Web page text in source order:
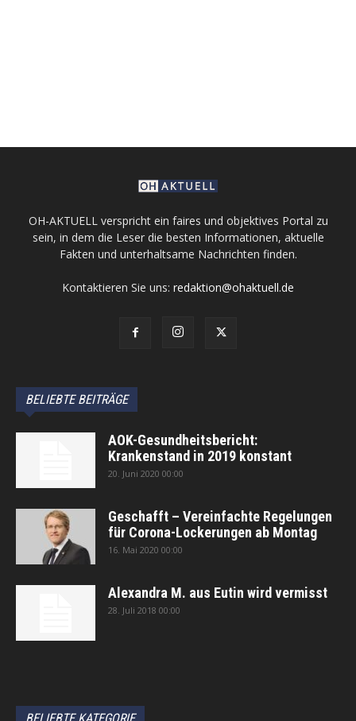
OH-AKTUELL verspricht ein faires und objektives Portal zu
sein, in dem die Leser die besten Informationen, aktuelle
Fakten und unterhaltsame Nachrichten finden.
Kontaktieren Sie uns: redaktion@ohaktuell.de
BELIEBTE BEITRÄGE
AOK-Gesundheitsbericht:
Krankenstand in 2019 konstant
20. Juni 2020 00:00
Geschafft – Vereinfachte Regelungen
für Corona-Lockerungen ab Montag
16. Mai 2020 00:00
Alexandra M. aus Eutin wird vermisst
28. Juli 2018 00:00